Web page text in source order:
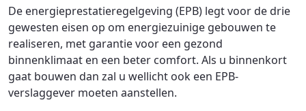
De energieprestatieregelgeving (EPB) legt voor de drie
gewesten eisen op om energiezuinige gebouwen te
realiseren, met garantie voor een gezond
binnenklimaat en een beter comfort. Als u binnenkort
gaat bouwen dan zal u wellicht ook een EPB-
verslaggever moeten aanstellen.